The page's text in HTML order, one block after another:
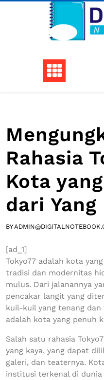
Rahasia
Kota
dari Yang
BY
[ad_1]
Tokyo77 adalah kota
tradisi dan modernitas
mulus. Dari jalanannya
pencakar langit yang
kuil-kuil yang tenang dan
adalah kota yang penuh
Salah satu rahasia
yang kaya, yang dapat
galeri, dan teaternya.
institusi terkenal di